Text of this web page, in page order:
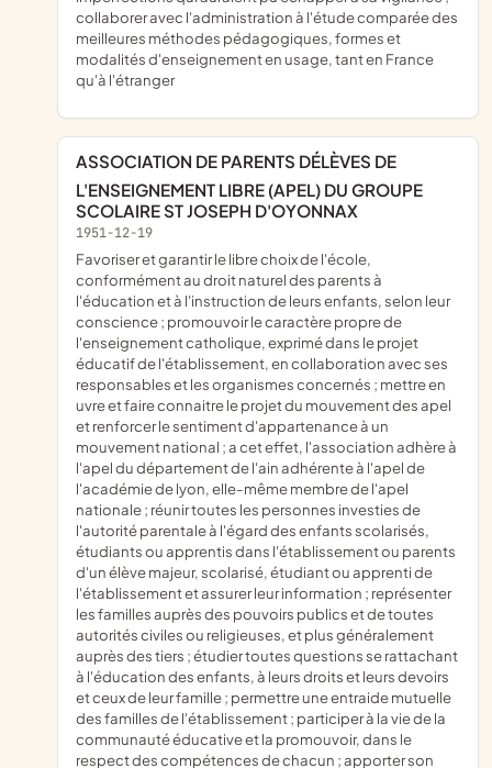
collaborer avec l'administration à l'étude comparée des
meilleures méthodes pédagogiques, formes et
modalités d'enseignement en usage, tant en France
qu'à l'étranger
ASSOCIATION DE PARENTS DÉLÈVES DE
L'ENSEIGNEMENT LIBRE (APEL) DU GROUPE
SCOLAIRE ST JOSEPH D'OYONNAX
1951-12-19
favoriser et garantir le libre choix de l'école,
conformément au droit naturel des parents à
l'éducation et à l'instruction de leurs enfants, selon leur
conscience ; promouvoir le caractère propre de
l'enseignement catholique, exprimé dans le projet
éducatif de l'établissement, en collaboration avec ses
responsables et les organismes concernés ; mettre en
uvre et faire connaitre le projet du mouvement des apel
et renforcer le sentiment d'appartenance à un
mouvement national ; a cet effet, l'association adhère à
l'apel du département de l'ain adhérente à l'apel de
l'académie de lyon, elle-même membre de l'apel
nationale ; réunir toutes les personnes investies de
l'autorité parentale à l'égard des enfants scolarisés,
étudiants ou apprentis dans l'établissement ou parents
d'un élève majeur, scolarisé, étudiant ou apprenti de
l'établissement et assurer leur information ; représenter
les familles auprès des pouvoirs publics et de toutes
autorités civiles ou religieuses, et plus généralement
auprès des tiers ; étudier toutes questions se rattachant
à l'éducation des enfants, à leurs droits et leurs devoirs
et ceux de leur famille ; permettre une entraide mutuelle
des familles de l'établissement ; participer à la vie de la
communauté éducative et la promouvoir, dans le
respect des compétences de chacun ; apporter son